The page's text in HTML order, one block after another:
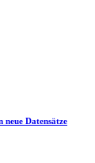
Datensätze